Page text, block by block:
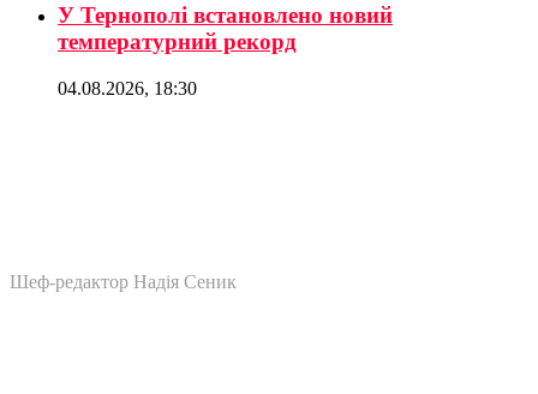
У Тернополі встановлено новий
температурний рекорд
04.08.2026, 18:30
Шеф-редактор Надія Сеник